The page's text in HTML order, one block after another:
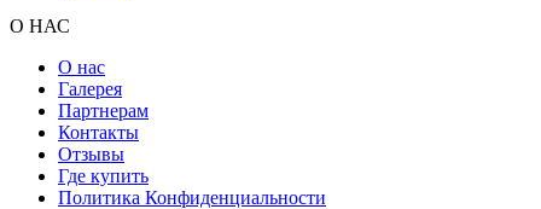
О НАС
О нас
Галерея
Партнерам
Контакты
Отзывы
Где купить
Политика Конфиденциальности